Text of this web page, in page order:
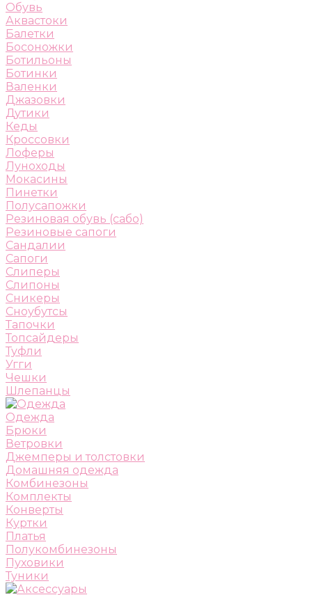
Обувь
Аквастоки
Балетки
Босоножки
Ботильоны
Ботинки
Валенки
Джазовки
Дутики
Кеды
Кроссовки
Лоферы
Луноходы
Мокасины
Пинетки
Полусапожки
Резиновая обувь (сабо)
Резиновые сапоги
Сандалии
Сапоги
Слиперы
Слипоны
Сникеры
Сноубутсы
Тапочки
Топсайдеры
Туфли
Угги
Чешки
Шлепанцы
Одежда
Брюки
Ветровки
Джемперы и толстовки
Домашняя одежда
Комбинезоны
Комплекты
Конверты
Куртки
Платья
Полукомбинезоны
Пуховики
Туники